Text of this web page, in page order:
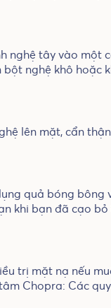
nghệ tây vào một
bột nghệ khô hoặc
lên mặt, cẩn
quả bóng
khi bạn đã cạo bỏ
trị mặt nạ nếu
Chopra: Các